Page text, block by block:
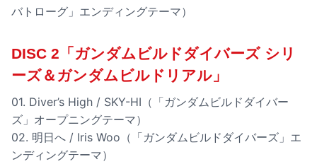
バトローグ」エンディングテーマ）
DISC 2「ガンダムビルドダイバーズ シリ
ーズ＆ガンダムビルドリアル」
01. Diver’s High / SKY-HI（「ガンダムビルドダイバー
ズ」オープニングテーマ）
02. 明日へ / Iris Woo（「ガンダムビルドダイバーズ」エ
ンディングテーマ）